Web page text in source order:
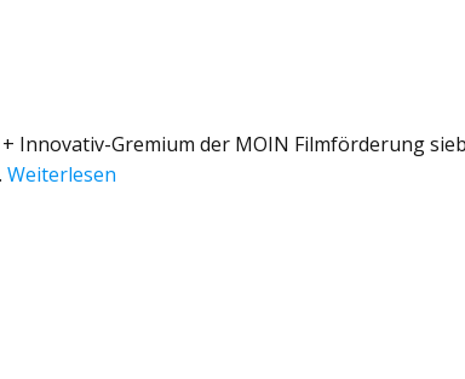
Innovativ-Gremium der MOIN Filmförderung
Weiterlesen